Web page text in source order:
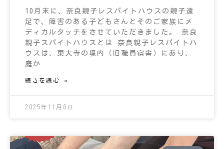
10月末に、奈良親子レスパイトハウスの親子遠
足で、障害のある子どもさんとそのご家族にメ
ディカルタッチをさせていただきました。 奈良
親子スパイトハウスとは 奈良親子レスパイトハ
ウスは、東大寺の境内（旧職員宿舎）にあり、
庭か
続きを読む »
2025年11月6日